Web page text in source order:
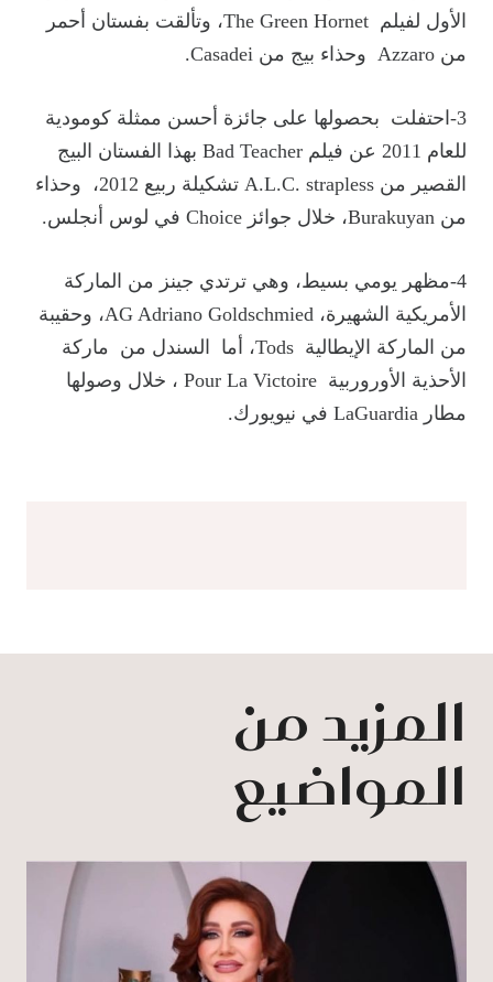
الأول لفيلم The Green Hornet، وتألقت بفستان أحمر
من Azzaro وحذاء بيج من Casadei.
3-احتفلت بحصولها على جائزة أحسن ممثلة كومودية
للعام 2011 عن فيلم Bad Teacher بهذا الفستان البيج
القصير من A.L.C. strapless تشكيلة ربيع 2012، وحذاء
من Burakuyan، خلال جوائز Choice في لوس أنجلس.
4-مظهر يومي بسيط، وهي ترتدي جينز من الماركة
الأمريكية الشهيرة، AG Adriano Goldschmied، وحقيبة
من الماركة الإيطالية Tods، أما السندل من ماركة
الأحذية الأوروربية Pour La Victoire ، خلال وصولها
مطار LaGuardia في نيويورك.
المزيد من
المواضيع